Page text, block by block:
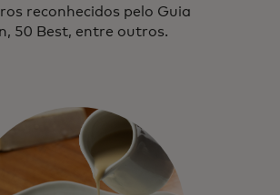
reconhecidos pelo Guia
50 Best, entre outros.